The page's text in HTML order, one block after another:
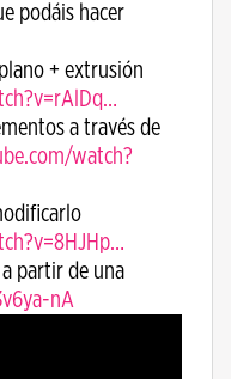
podáis hacer
+ extrusión
a través de
watch?
partir de una
nA